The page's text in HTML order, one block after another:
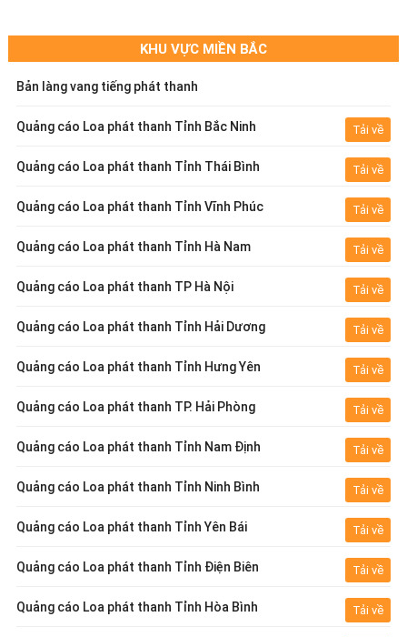
KHU VỰC MIỀN BẮC
Bản làng vang tiếng phát thanh
Quảng cáo Loa phát thanh Tỉnh Bắc Ninh Tải về
Quảng cáo Loa phát thanh Tỉnh Thái Bình Tải về
Quảng cáo Loa phát thanh Tỉnh Vĩnh Phúc Tải về
Quảng cáo Loa phát thanh Tỉnh Hà Nam Tải về
Quảng cáo Loa phát thanh TP Hà Nội Tải về
Quảng cáo Loa phát thanh Tỉnh Hải Dương Tải về
Quảng cáo Loa phát thanh Tỉnh Hưng Yên Tải về
Quảng cáo Loa phát thanh TP. Hải Phòng Tải về
Quảng cáo Loa phát thanh Tỉnh Nam Định Tải về
Quảng cáo Loa phát thanh Tỉnh Ninh Bình Tải về
Quảng cáo Loa phát thanh Tỉnh Yên Bái Tải về
Quảng cáo Loa phát thanh Tỉnh Điện Biên Tải về
Quảng cáo Loa phát thanh Tỉnh Hòa Bình Tải về